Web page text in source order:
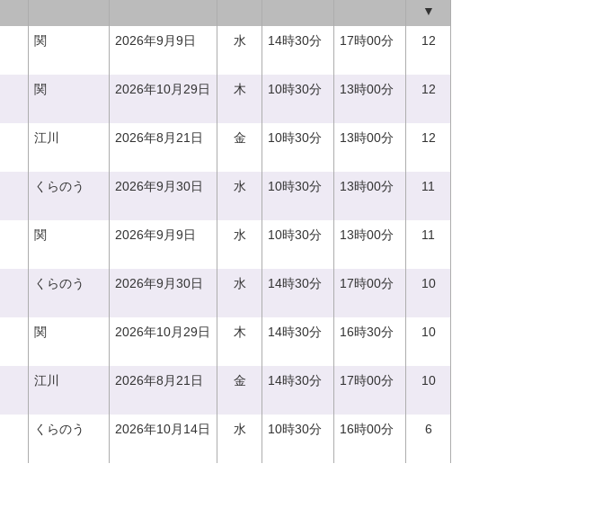
▼
関 2026年9月9日 水 14時30分 17時00分 12
関 2026年10月29日 木 10時30分 13時00分 12
江川 2026年8月21日 金 10時30分 13時00分 12
くらのう 2026年9月30日 水 10時30分 13時00分 11
関 2026年9月9日 水 10時30分 13時00分 11
くらのう 2026年9月30日 水 14時30分 17時00分 10
関 2026年10月29日 木 14時30分 16時30分 10
江川 2026年8月21日 金 14時30分 17時00分 10
くらのう 2026年10月14日 水 10時30分 16時00分 6